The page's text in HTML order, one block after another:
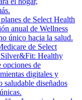
de Select Health
anual de Wellness
único hacia la salud.
de Select
Silver&Fit: Healthy
opciones de
digitales y
saludable diseñados